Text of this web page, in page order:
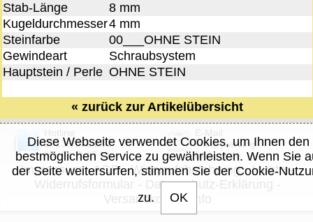
Stab-Länge
8 mm
Kugeldurchmesser4 mm
Steinfarbe
00___OHNE STEIN
Gewindeart
Schraubsystem
Hauptstein / Perle OHNE STEIN
« zurück zur Artikelübersicht
07135/932 881
Mo-Fr: 8-17 Uhr
info@piercing-
fashion.de
Impressum-AGB-Widerrufsbelehrung-Muster-
Widerrufsformular - Datenschutz-Erklärung -
Versandkosten-Info
Diese Webseite verwendet Cookies, um Ihnen den
bestmöglichen Service zu gewährleisten. Wenn Sie
der Seite weitersurfen, stimmen Sie der Cookie-
zu.
OK